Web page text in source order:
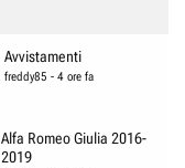
Avvistamenti
freddy85 - 4 ore fa
Alfa Romeo Giulia 2016-
2019